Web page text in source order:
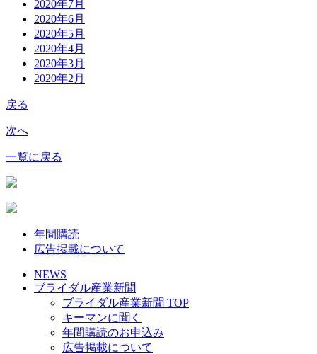
2020年7月
2020年6月
2020年5月
2020年4月
2020年3月
2020年2月
戻る
次へ
一覧に戻る
年間購読
広告掲載について
NEWS
ブライダル産業新聞
ブライダル産業新聞 TOP
キーマンに聞く
年間購読のお申込み
広告掲載について